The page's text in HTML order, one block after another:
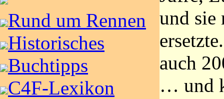
Rund um Rennen
Historisches
Buchtipps
C4F-Lexikon
und sie
auch
… und